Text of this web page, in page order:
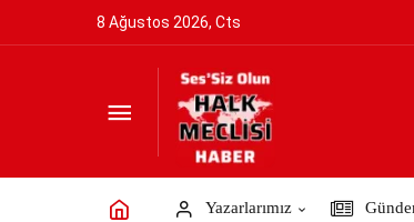
8 Ağustos 2026, Cts
Yazarlarımız